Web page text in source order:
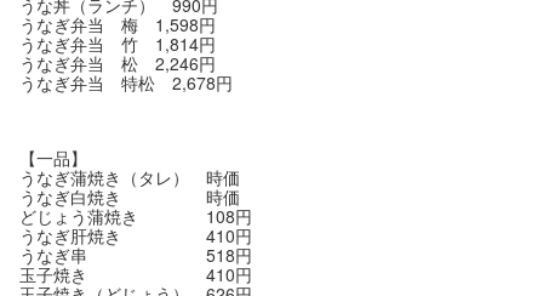
うなぎ弁当 梅 1,598円
うなぎ弁当 竹 1,814円
うなぎ弁当 松 2,246円
うなぎ弁当 特松 2,678円
【一品】
うなぎ蒲焼き（タレ） 時価
うなぎ白焼き 時価
どじょう蒲焼き 108円
うなぎ肝焼き 410円
うなぎ串 518円
玉子焼き 410円